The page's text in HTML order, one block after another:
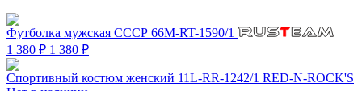
Футболка мужская СССР 66M-RT-1590/1
1 380 ₽ 1 380 ₽
Спортивный костюм женский 11L-RR-1242/1 RED-N-ROCK'S